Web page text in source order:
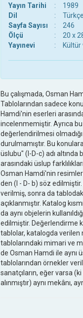
Yayın Tarihi
:
1989
Dil
:
Türkçe
Sayfa Sayısı
:
246
Ölçü
:
20 x
Yayınevi
: Kültür
Bu çalışmada, Osman
Tablolarından sadece
Hamdi'nin eserleri
incelenmemiştir. Ayrıca
değerlendirilmesi
durulmamıştır. Bu
üslubu" (I-D-c) adı altında
arasındaki üslup
Osman Hamdi'nin
den (I - D- b) söz edilmiştir.
verilmiş, sonra da
açıklanmıştır. Katalog
da aynı objelerin
edilmiştir. Değerlendirme
tablolar, katalogda verilen
tablolarındaki mimari ve
de Osman Hamdi ile aynı
tablolarından örnekler
sanatçıların, eğer varsa
alınmıştır) aynı mekânı,